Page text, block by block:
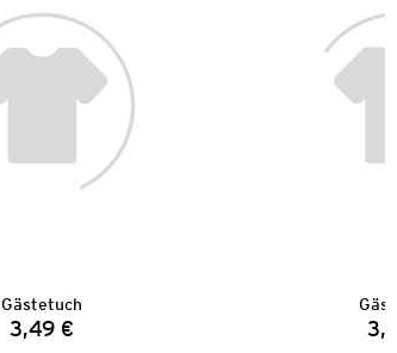
Gästetuch
Preis:
3,49 €